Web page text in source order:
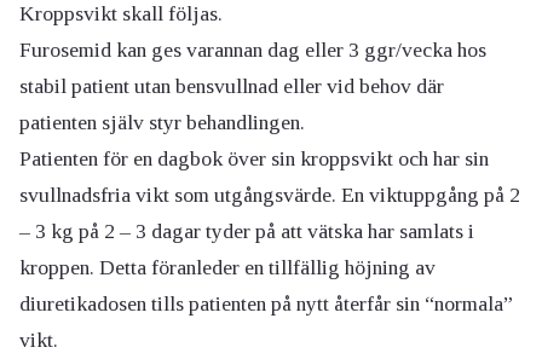
Kroppsvikt skall följas.
Furosemid kan ges varannan dag eller 3 ggr/vecka hos
stabil patient utan bensvullnad eller vid behov där
patienten själv styr behandlingen.
Patienten för en dagbok över sin kroppsvikt och har sin
svullnadsfria vikt som utgångsvärde. En viktuppgång på 2
– 3 kg på 2 – 3 dagar tyder på att vätska har samlats i
kroppen. Detta föranleder en tillfällig höjning av
diuretikadosen tills patienten på nytt återfår sin “normala”
vikt.